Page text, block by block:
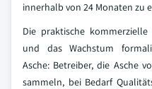
innerhalb von 24 Monaten zu
Die praktische
und das Wachstum
Asche: Betreiber, die Asche
sammeln, bei Bedarf